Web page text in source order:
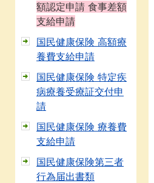
額認定申請 食事差額
支給申請
国民健康保険 高額療
養費支給申請
国民健康保険 特定疾
病療養受療証交付申
請
国民健康保険 療養費
支給申請
国民健康保険第三者
行為届出書類